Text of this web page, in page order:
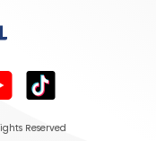
Reserved